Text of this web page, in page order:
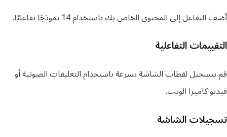
أضف التفاعل إلى المحتوى الخاص بك باستخدام 14 نموذجًا تفاعليًا.
التقييمات التفاعلية
قم بتسجيل لقطات الشاشة بسرعة باستخدام التعليقات الصوتية أو
فيديو كاميرا الويب.
تسجيلات الشاشة